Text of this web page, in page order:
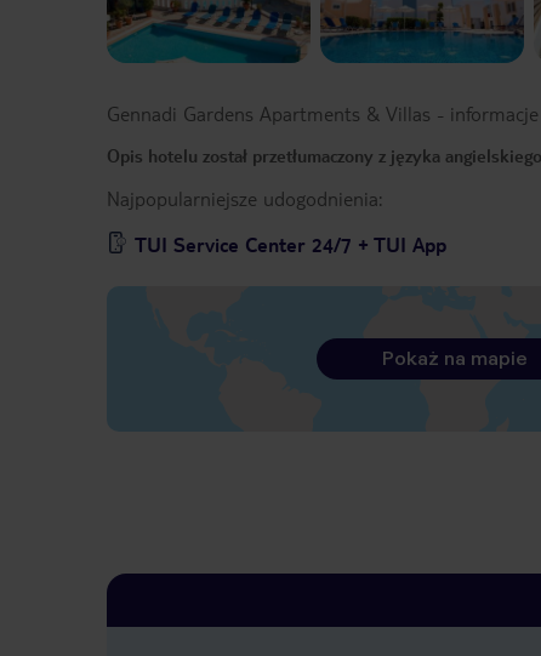
Gennadi Gardens Apartments & Villas - informacje
Opis hotelu został przetłumaczony z języka
Najpopularniejsze udogodnienia:
TUI Service Center 24/7 + TUI App
Pokaż na mapie